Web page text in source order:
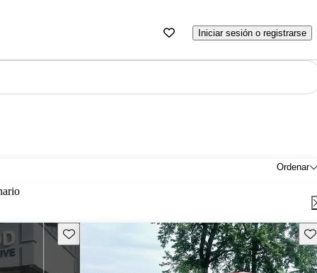
Iniciar sesión o registrarse
Ordenar
Guarda este Aviso